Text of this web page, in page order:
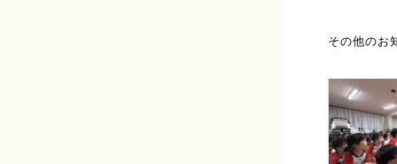
その他のお